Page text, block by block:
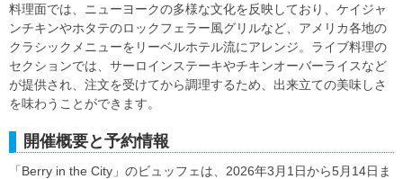
料理面では、ニューヨークの多様な文化を反映しており、ケイジャ
ンチキンやホタテのロックフェラー風グリルなど、アメリカ各地の
クラシックメニューをリーベルホテル流にアレンジ。ライブ料理の
セクションでは、サーロインステーキやチキンオーバーライスなど
が提供され、注文を受けてから調理するため、出来立ての美味しさ
を味わうことができます。
開催概要と予約情報
「Berry in the City」のビュッフェは、2026年3月1日から5月14日ま